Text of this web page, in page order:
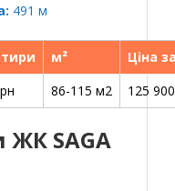
491 м
м²
Ціна
86-115 м2 125
ЖК SAGA